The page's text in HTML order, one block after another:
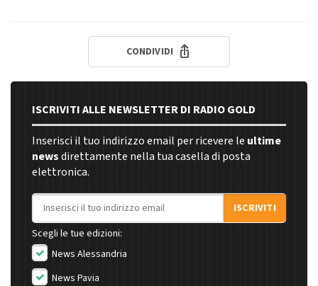
CONDIVIDI
ISCRIVITI ALLE NEWSLETTER DI RADIO GOLD
Inserisci il tuo indirizzo email per ricevere le ultime
newsdirettamente nella tua casella di posta
elettronica.
Indirizzo email
ISCRIVITI
Scegli le tue edizioni:
News Alessandria
News Pavia